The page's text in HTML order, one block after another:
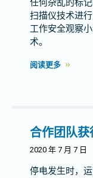
任何杂乱的标
扫描仪技术进
工作安全观察
术。
阅读更多
合作团队
2020 年 7 月 7 日
停电发生时，